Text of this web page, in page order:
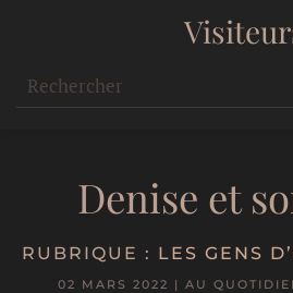
Denise et
RUBRIQUE : LES GENS
02 MARS 2022 | AU